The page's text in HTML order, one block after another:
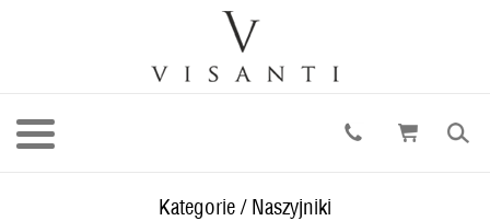
Kategorie / Naszyjniki